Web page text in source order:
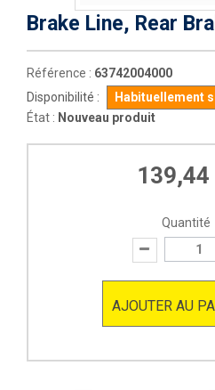
Brake Line, Rear
Référence : 63742004000
Disponibilité :
Habituellement
État : Nouveau produit
139,44
Quantité
AJOUTER AU